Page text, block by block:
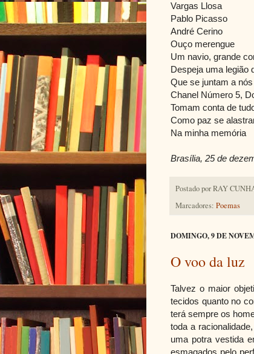
Vargas Llosa
Pablo Picasso
André Cerino
Ouço merengue
Um navio, grande
Despeja uma legião
Que se juntam a nós
Chanel Número 5,
Tomam conta de
Como paz se
Na minha memória
Brasília, 25 de
Postado porRAY
Marcadores: Poemas
DOMINGO, 9 DE
O voo da luz
Talvez o maior
tecidos quanto no
terá sempre os
toda a
uma potra vestida